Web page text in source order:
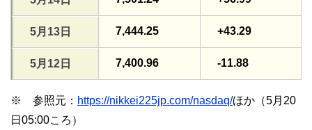
5月13日 7,444.25 +43.29
5月12日 7,400.96 -11.88
※ 参照元： https://nikkei225jp.com/nasdaq/ほか（5月20
日05:00ころ）